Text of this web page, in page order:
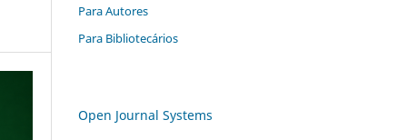
Para Autores
Para Bibliotecários
Open Journal Systems